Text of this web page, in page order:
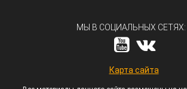
МЫ В СОЦИАЛЬНЫХ СЕТЯХ:
Карта сайта